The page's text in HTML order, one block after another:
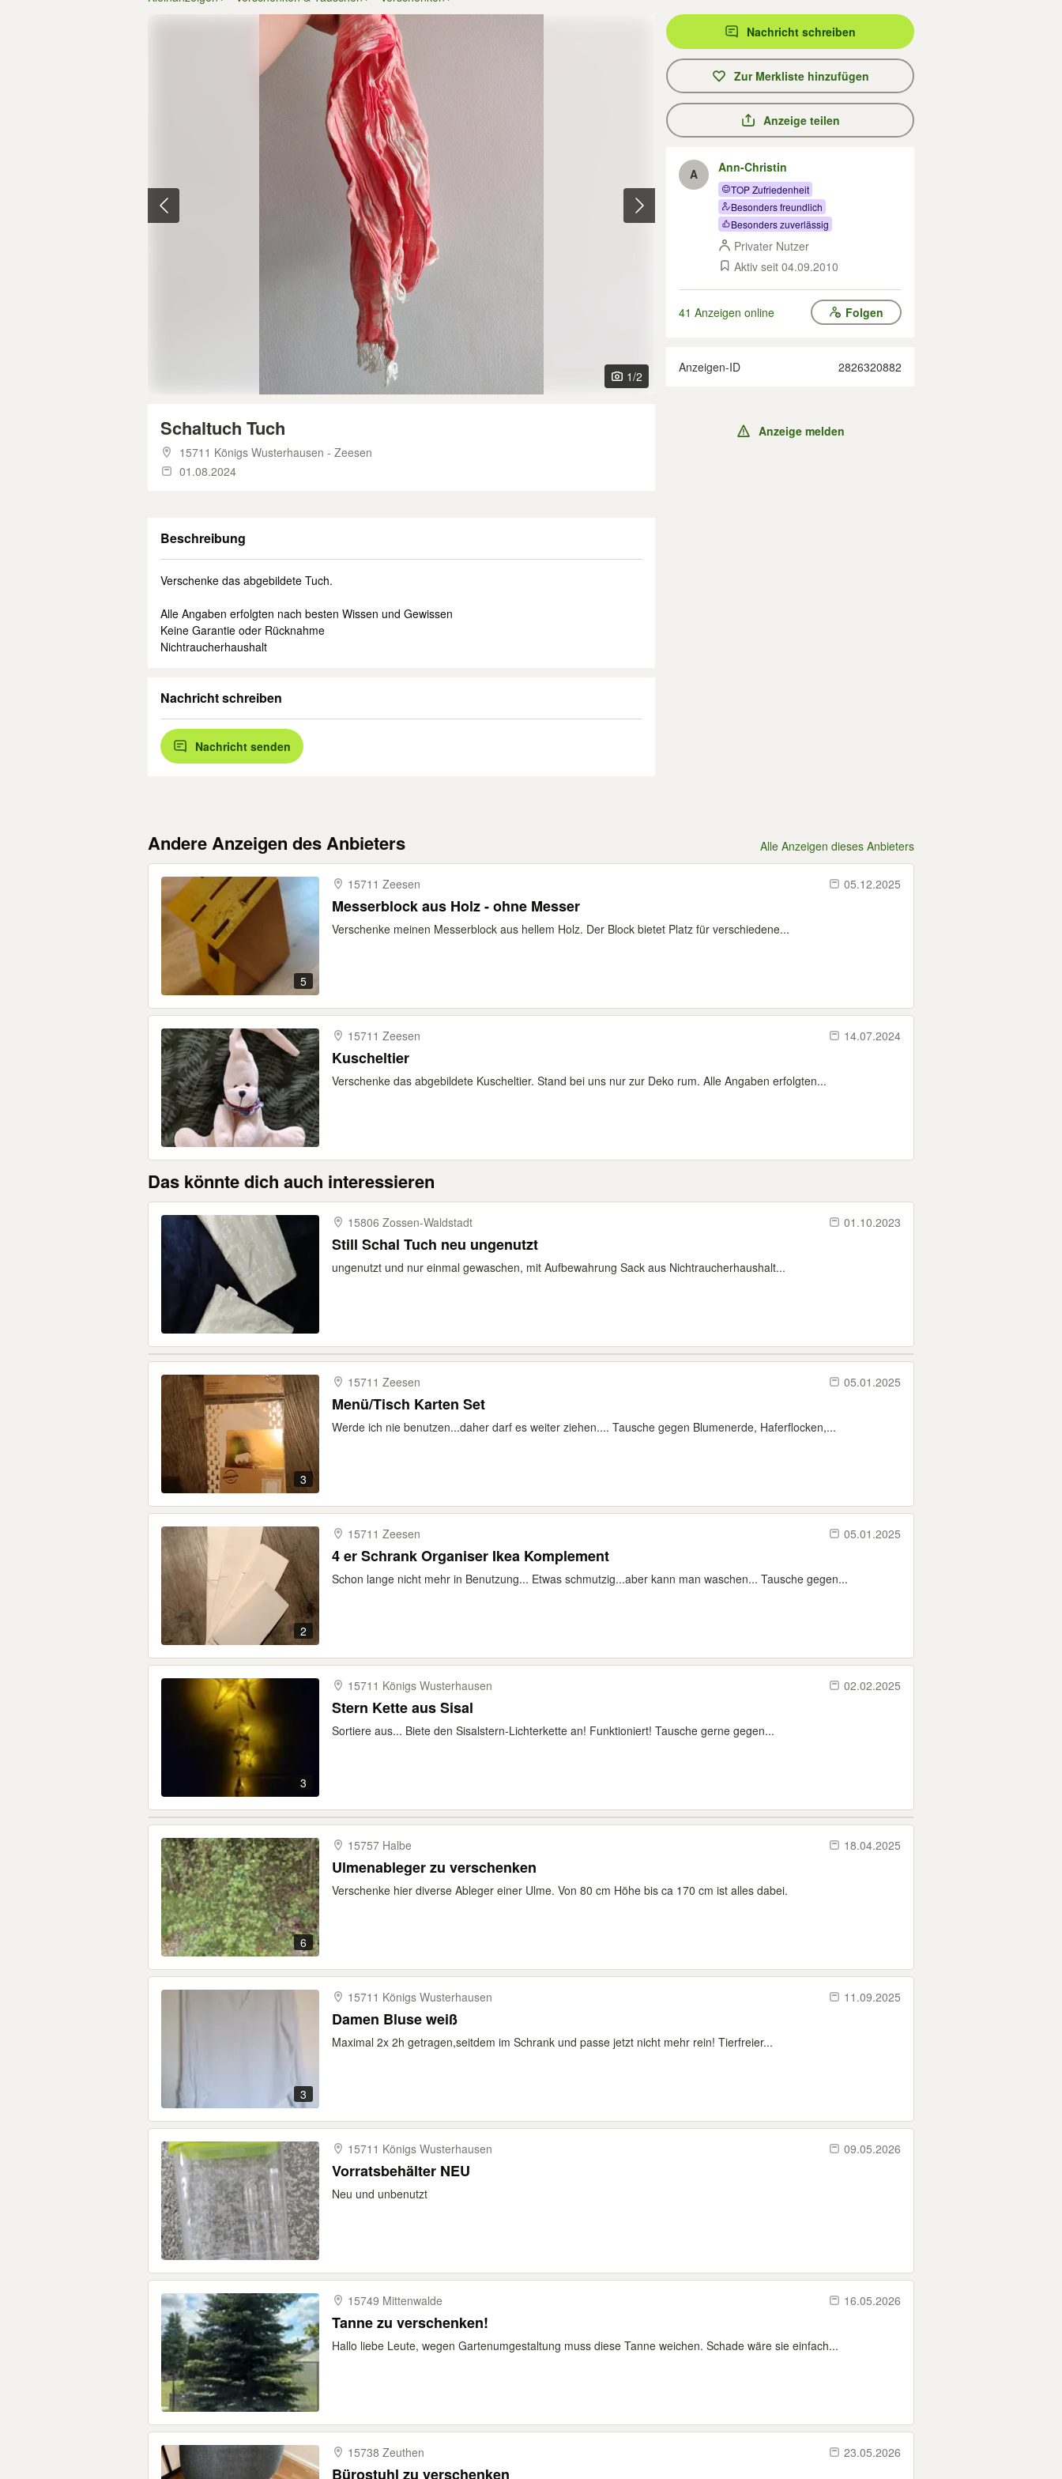
1/2
Schaltuch Tuch
15711 Königs Wusterhausen - Zeesen
01.08.2024
Beschreibung
Verschenke das abgebildete Tuch.
Alle Angaben erfolgten nach besten Wissen und Gewissen
Keine Garantie oder Rücknahme
Nichtraucherhaushalt
Nachricht schreiben
Nachricht senden
Nachricht schreiben
Zur Merkliste hinzufügen
Anzeige teilen
A Ann-Christin
TOP Zufriedenheit
Besonders freundlich
Besonders zuverlässig
Privater Nutzer
Aktiv seit 04.09.2010
41 Anzeigen online Folgen
Anzeigen-ID 2826320882
Anzeige melden
Andere Anzeigen des Anbieters Alle Anzeigen dieses Anbieters
5
15711 Zeesen 05.12.2025
Messerblock aus Holz - ohne Messer
Verschenke meinen Messerblock aus hellem Holz. Der Block bietet Platz für verschiedene...
15711 Zeesen 14.07.2024
Kuscheltier
Verschenke das abgebildete Kuscheltier. Stand bei uns nur zur Deko rum. Alle Angaben erfolgten...
Das könnte dich auch interessieren
15806 Zossen-​Waldstadt 01.10.2023
Still Schal Tuch neu ungenutzt
ungenutzt und nur einmal gewaschen, mit Aufbewahrung Sack aus Nichtraucherhaushalt...
3
15711 Zeesen 05.01.2025
Menü/Tisch Karten Set
Werde ich nie benutzen...daher darf es weiter ziehen.... Tausche gegen Blumenerde, Haferflocken,...
2
15711 Zeesen 05.01.2025
4 er Schrank Organiser Ikea Komplement
Schon lange nicht mehr in Benutzung... Etwas schmutzig...aber kann man waschen... Tausche gegen...
3
15711 Königs Wusterhausen 02.02.2025
Stern Kette aus Sisal
Sortiere aus... Biete den Sisalstern-Lichterkette an! Funktioniert! Tausche gerne gegen...
6
15757 Halbe 18.04.2025
Ulmenableger zu verschenken
Verschenke hier diverse Ableger einer Ulme. Von 80 cm Höhe bis ca 170 cm ist alles dabei.
3
15711 Königs Wusterhausen 11.09.2025
Damen Bluse weiß
Maximal 2x 2h getragen,seitdem im Schrank und passe jetzt nicht mehr rein! Tierfreier...
15711 Königs Wusterhausen 09.05.2026
Vorratsbehälter NEU
Neu und unbenutzt
15749 Mittenwalde 16.05.2026
Tanne zu verschenken!
Hallo liebe Leute, wegen Gartenumgestaltung muss diese Tanne weichen. Schade wäre sie einfach...
15738 Zeuthen 23.05.2026
Bürostuhl zu verschenken